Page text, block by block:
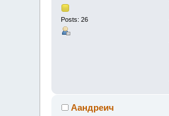
Posts: 26
Аандреич